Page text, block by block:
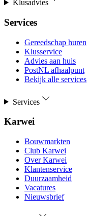
Klusadvies
Services
Gereedschap huren
Klusservice
Advies aan huis
PostNL afhaalpunt
Bekijk alle services
Services
Karwei
Bouwmarkten
Club Karwei
Over Karwei
Klantenservice
Duurzaamheid
Vacatures
Nieuwsbrief